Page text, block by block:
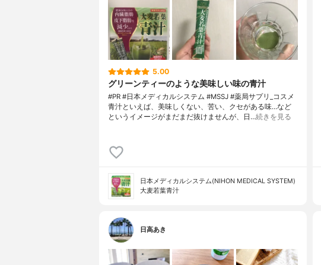
5.00
グリーンティーのような美味しい味の青汁
#PR #日本メディカルシステム #MSSJ #薬局サプリ_コスメ
青汁といえば、美味しくない、苦い、クセがある味…など
というイメージがまだまだ抜けませんが、日…続きを見る
日本メディカルシステム(NIHON MEDICAL SYSTEM)
大麦若葉青汁
日高あき